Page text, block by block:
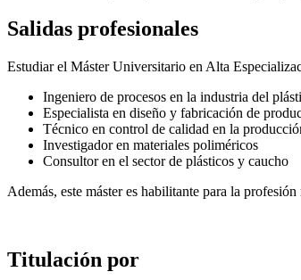
Salidas profesionales
Estudiar el Máster Universitario en Alta
Ingeniero de procesos en la industria del
Especialista en diseño y fabricación de
Técnico en control de calidad en la
Investigador en materiales poliméricos
Consultor en el sector de plásticos y caucho
Además, este máster es habilitante para la
Titulación por